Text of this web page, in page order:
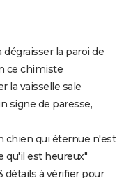
dégraisser la paroi de
ce chimiste
la vaisselle sale
signe de paresse,
chien qui éternue n'est
qu'il est heureux"
détails à vérifier pour